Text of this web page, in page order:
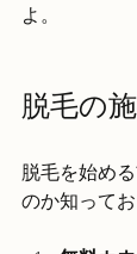
よ。
脱毛の
脱毛を始め
のか知ってお